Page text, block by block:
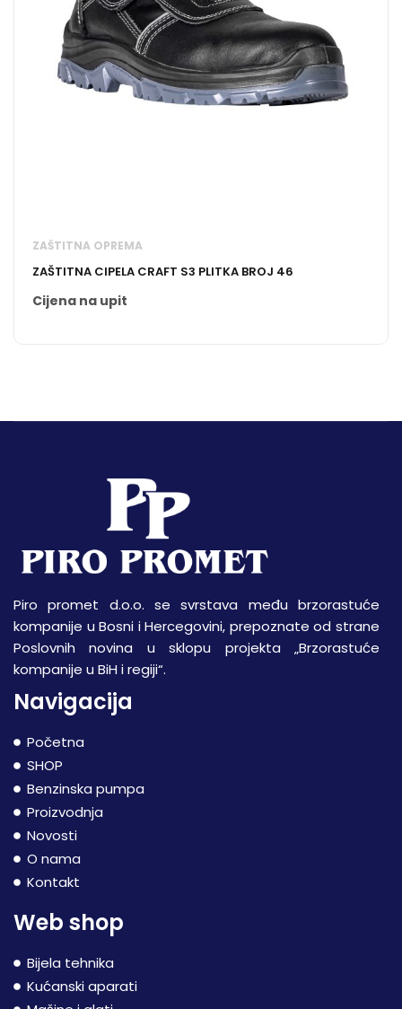
ZAŠTITNA OPREMA
ZAŠTITNA CIPELA CRAFT S3 PLITKA BROJ 46
Cijena na upit
Piro promet d.o.o. se svrstava među brzorastuće
kompanije u Bosni i Hercegovini, prepoznate od strane
Poslovnih novina u sklopu projekta „Brzorastuće
kompanije u BiH i regiji“.
Navigacija
Početna
SHOP
Benzinska pumpa
Proizvodnja
Novosti
O nama
Kontakt
Web shop
Bijela tehnika
Kućanski aparati